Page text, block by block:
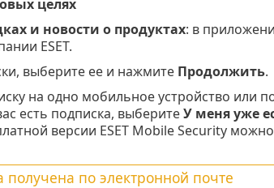
целях
и новости о продуктах: в
ESET.
выберите ее и нажмите Продолжить.
на одно мобильное устройство или
есть подписка, выберитеУ меня уже
версии ESET Mobile Security
получена по электронной почте